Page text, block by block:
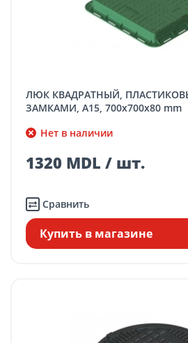
ЛЮК КВАДРАТНЫЙ, ПЛАСТИКОВЫЙ, ЗЕЛЕНЫЙ, С 4
ЗАМКАМИ, A15, 700x700x80 mm
Нет в наличии
1320 MDL / шт.
Сравнить
Купить в магазине